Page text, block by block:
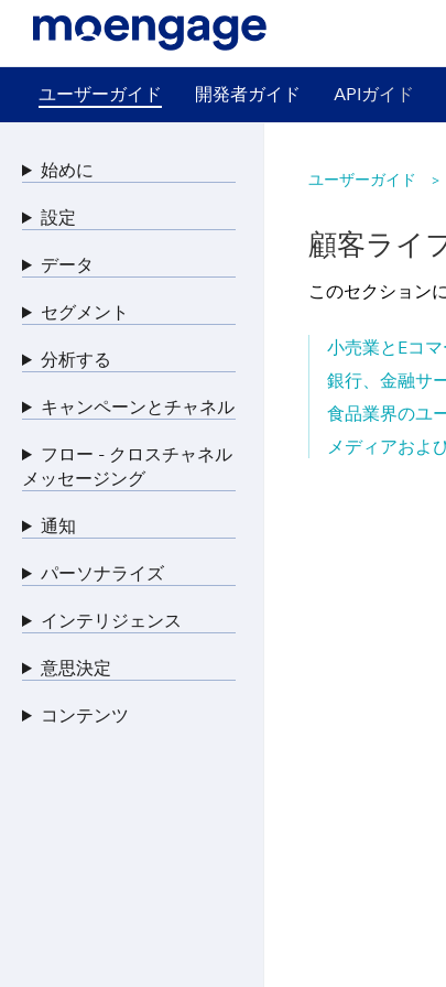
ユーザーガイド 開発者ガイド APIガイド
ユーザーガイド
顧客ライ
このセクション
小売業とEコ
銀行、金融サ
食品業界のユ
メディアおよ
始めに
設定
データ
セグメント
分析する
キャンペーンとチャネル
フロー - クロスチャネル
メッセージング
通知
パーソナライズ
インテリジェンス
意思決定
コンテンツ